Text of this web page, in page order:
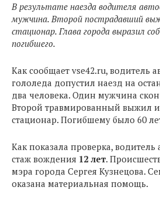
В результате наезда водителя
мужчина. Второй пострадавший
стационар. Глава города выразил
погибшего.
Как сообщает vse42.ru, водитель
гололеда допустил наезд на
два человека. Один мужчина
Второй травмированный выжил и
стационар. Погибшему было 60
Как показала проверка, водитель
стаж вождения 12 лет.
мэра города Сергея Кузнецова.
оказана материальная помощь.